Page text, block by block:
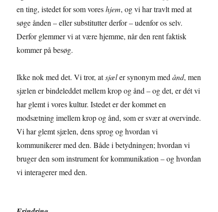
en ting, istedet for som voreshjem, og vi har travlt med at
søge ånden – eller substitutter derfor – udenfor os selv.
Derfor glemmer vi at være hjemme, når den rent faktisk
kommer på besøg.
Ikke nok med det. Vi tror, atsjæler synonym medånd, men
sjælen er bindeleddet mellem krop og ånd – og det, er dét vi
har glemt i vores kultur. Istedet er der kommet en
modsætning imellem krop og ånd, som er svær at overvinde.
Vi har glemt sjælen, dens sprog og hvordan vi
kommunikerer med den. Både i betydningen; hvordan vi
bruger den som instrument for kommunikation – og hvordan
vi interagerer med den.